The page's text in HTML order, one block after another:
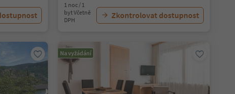
1 noc / 1
byt Včetně
DPH
Zkontrolovat dostupnost
Na vyžádání